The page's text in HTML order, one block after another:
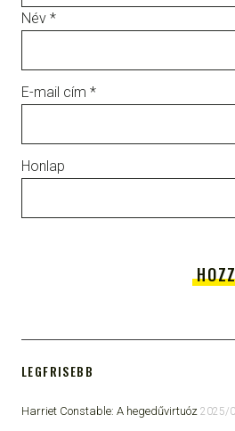
Név *
E-mail cím *
Honlap
LEGFRISEBB
Harriet Constable: A hegedűvirtuóz 2025/